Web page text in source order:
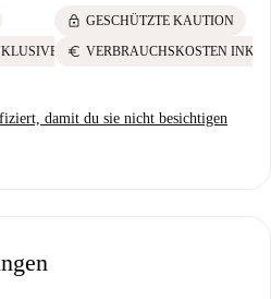
lock GESCHÜTZTE KAUTION
euro VERBRAUCHSKOSTEN
damit du sie nicht besichtigen